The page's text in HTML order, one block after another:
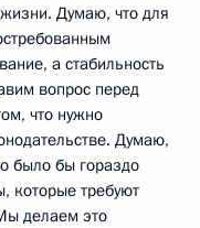
жизни. Думаю, что для
а стабильность
вопрос перед
что нужно
Думаю,
было бы гораздо
которые требуют
делаем это